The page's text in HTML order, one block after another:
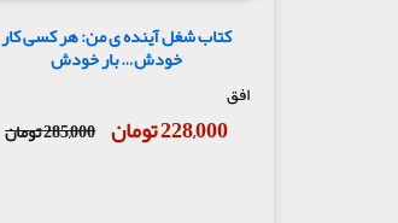
کتاب شغل آینده ی من: هر کسی کار
خودش… بار خودش
افق
228,000 تومان 285,000 تومان